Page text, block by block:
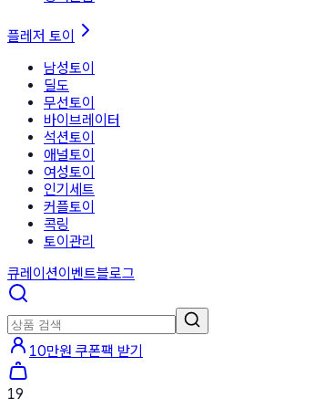
플레저 토이
남성토이
딜도
무선토이
바이브레이터
석션토이
애널토이
여성토이
인기세트
커플토이
콕링
토이관리
큐레이션이벤트블로그
10만원 쿠폰팩 받기
19